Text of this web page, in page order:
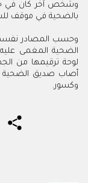
وشخص آخر كان في
بالضحية في موقف
وحسب المصادر
الضحية المغمى عليه
لوحة ترقيمها من
أصاب صديق الضحية
وكسور.